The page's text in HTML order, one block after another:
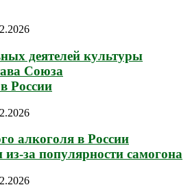
деятелей культуры
Союза
России
алкоголя в России
из-за популярности самогона